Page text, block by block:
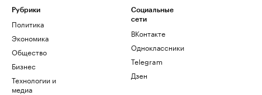
Рубрики
Политика
Экономика
Общество
Бизнес
Технологии и
медиа
Социальные
сети
ВКонтакте
Одноклассники
Telegram
Дзен